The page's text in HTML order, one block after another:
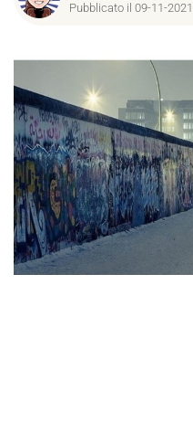
Pubblicato il 09-11-2021